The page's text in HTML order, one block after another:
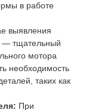
в работе
выявления
— тщательный
мотора
необходимость
таких как
При